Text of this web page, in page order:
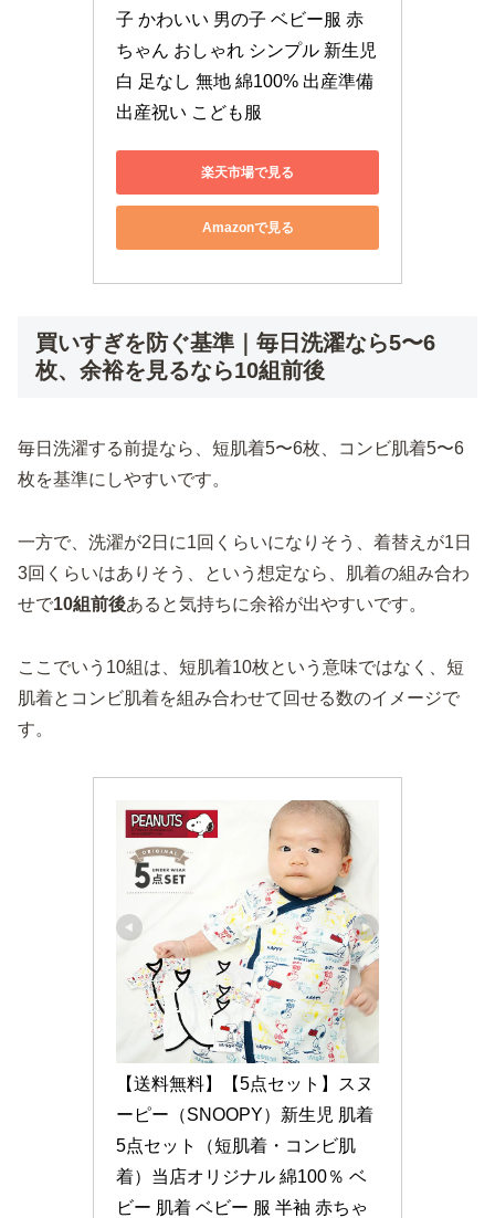
子 かわいい 男の子 ベビー服 赤
ちゃん おしゃれ シンプル 新生児
白 足なし 無地 綿100% 出産準備
出産祝い こども服
楽天市場で見る
Amazonで見る
買いすぎを防ぐ基準｜毎日洗濯なら5〜6
枚、余裕を見るなら10組前後
毎日洗濯する前提なら、短肌着5〜6枚、コンビ肌着5〜6
枚を基準にしやすいです。
一方で、洗濯が2日に1回くらいになりそう、着替えが1日
3回くらいはありそう、という想定なら、肌着の組み合わ
せで10組前後あると気持ちに余裕が出やすいです。
ここでいう10組は、短肌着10枚という意味ではなく、短
肌着とコンビ肌着を組み合わせて回せる数のイメージで
す。
【送料無料】【5点セット】スヌ
ーピー（SNOOPY）新生児 肌着
5点セット（短肌着・コンビ肌
着）当店オリジナル 綿100％ ベ
ビー 肌着 ベビー 服 半袖 赤ちゃ